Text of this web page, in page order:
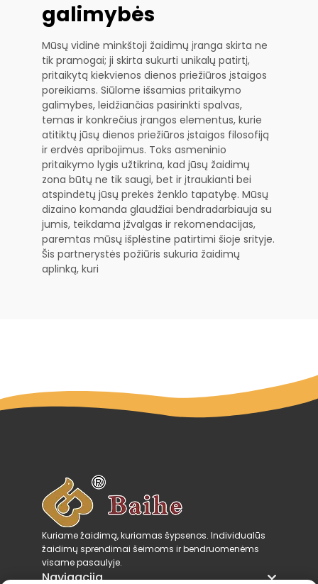
galimybės
Mūsų vidinė minkštoji žaidimų įranga skirta ne
tik pramogai; ji skirta sukurti unikalų patirtį,
pritaikytą kiekvienos dienos priežiūros įstaigos
poreikiams. Siūlome išsamias pritaikymo
galimybes, leidžiančias pasirinkti spalvas,
temas ir konkrečius įrangos elementus, kurie
atitiktų jūsų dienos priežiūros įstaigos filosofiją
ir erdvės apribojimus. Toks asmeninio
pritaikymo lygis užtikrina, kad jūsų žaidimų
zona būtų ne tik saugi, bet ir įtraukianti bei
atspindėtų jūsų prekės ženklo tapatybę. Mūsų
dizaino komanda glaudžiai bendradarbiauja su
jumis, teikdama įžvalgas ir rekomendacijas,
paremtas mūsų išplėstine patirtimi šioje srityje.
Šis partnerystės požiūris sukuria žaidimų
aplinką, kuri
Kuriame žaidimą, kuriamas šypsenos. Individualūs
žaidimų sprendimai šeimoms ir bendruomenėms
visame pasaulyje.
Navigacija